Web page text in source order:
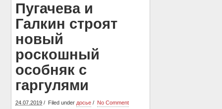
Пугачева и
Галкин строят
новый
роскошный
особняк с
гаргулями
24.07.2019 Filed under досье No Comment